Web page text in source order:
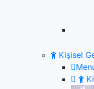
Kişisel